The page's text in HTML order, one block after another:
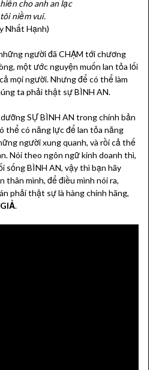
cho anh an lạc
niềm vui.
Nhất Hạnh)
người đã CHẠM tới chương
một ước nguyện muốn lan tỏa lối
mọi người. Nhưng để có thể làm
ta phải thật sự BÌNH AN.
SỰ BÌNH AN trong chính bản
thể có năng lực để lan tỏa năng
người xung quanh, và rồi cả thế
Nói theo ngôn ngữ kinh doanh thì,
sống BÌNH AN, vậy thì bạn hãy
thân mình, để điều mình nói ra,
phải thật sự là hàng chính hãng,
.